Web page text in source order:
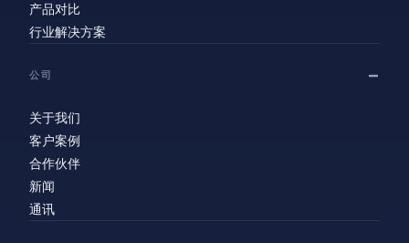
产品对比
行业解决方案
公司
关于我们
客户案例
合作伙伴
新闻
通讯